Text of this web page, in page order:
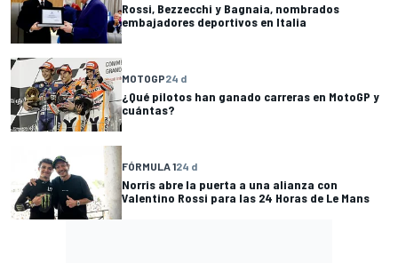
Rossi, Bezzecchi y Bagnaia, nombrados
embajadores deportivos en Italia
MOTOGP24 d
¿Qué pilotos han ganado carreras en MotoGP y
cuántas?
FÓRMULA 124 d
Norris abre la puerta a una alianza con
Valentino Rossi para las 24 Horas de Le Mans